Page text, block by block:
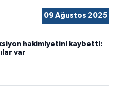
09 Ağustos 2025
hakimiyetini kaybetti:
var